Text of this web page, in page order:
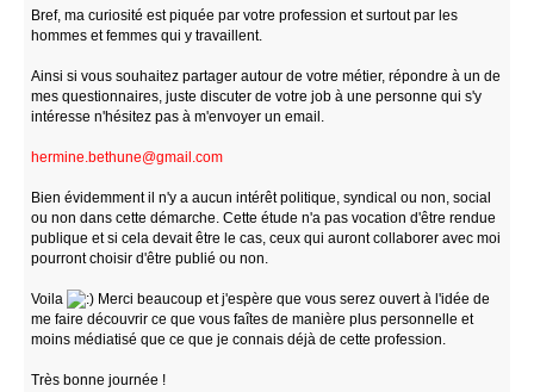
Bref, ma curiosité est piquée par votre profession et surtout par les
hommes et femmes qui y travaillent.
Ainsi si vous souhaitez partager autour de votre métier, répondre à un de
mes questionnaires, juste discuter de votre job à une personne qui s'y
intéresse n'hésitez pas à m'envoyer un email.
hermine.bethune@gmail.com
Bien évidemment il n'y a aucun intérêt politique, syndical ou non, social
ou non dans cette démarche. Cette étude n'a pas vocation d'être rendue
publique et si cela devait être le cas, ceux qui auront collaborer avec moi
pourront choisir d'être publié ou non.
Voila
Merci beaucoup et j'espère que vous serez ouvert à l'idée de
me faire découvrir ce que vous faîtes de manière plus personnelle et
moins médiatisé que ce que je connais déjà de cette profession.
Très bonne journée !